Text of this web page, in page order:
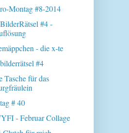
Montag #8-2014
#4 -
- die x-te
#4
Tasche für das
# 40
- Februar Collage